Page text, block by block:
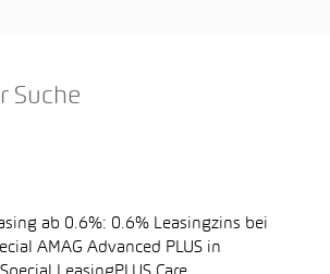
Suche
ab 0.6%: 0.6% Leasingzins bei
AMAG Advanced PLUS in